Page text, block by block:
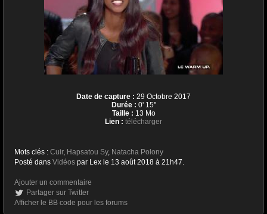
Date de capture : 29 Octobre 2017
Durée : 0' 15''
Taille : 13 Mo
Lien : télécharger
Mots clés : Cuir, Hapsatou Sy, Natacha Polony
Posté dans Vidéos par Lex le 13 août 2018 à 21h47.
Ajouter un commentaire
Partager sur Twitter
Afficher le BB code pour les forums